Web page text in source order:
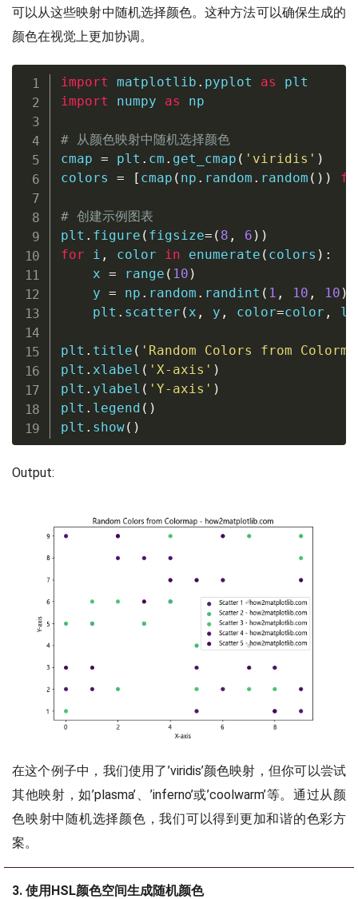
可以从这些映射中随机选择颜色。这种方法可以确保生成的
颜色在视觉上更加协调。
import matplotlib . pyplot as
import numpy as np
# 从颜色映射中随机选择颜色
cmap = plt . cm . get_cmap ( 'viridis' )
colors = [ cmap ( np . random . random ( ) )
# 创建示例图表
plt . figure ( figsize= ( 8 , 6 ) )
for i , color in enumerate ( colors ) :
    x
= range ( 10 )
    y
= np . random . randint ( 1 , 10 , 10 )
    plt
. scatter ( x , y , color=color ,
plt . title ( 'Random Colors from
plt . xlabel ( 'X-axis' )
plt . ylabel ( 'Y-axis' )
plt . legend ( )
plt . show( )
Output:
在这个例子中，我们使用了’viridis’颜色映射，但你可以尝试
其他映射，如’plasma’、’inferno’或’coolwarm’等。通过从颜
色映射中随机选择颜色，我们可以得到更加和谐的色彩方
案。
3. 使用HSL颜色空间生成随机颜色